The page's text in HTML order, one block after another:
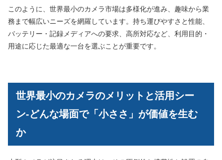
このように、世界最小のカメラ市場は多様化が進み、趣味から業
務まで幅広いニーズを網羅しています。持ち運びやすさと性能、
バッテリー・記録メディアへの要求、高所対応など、利用目的・
用途に応じた最適な一台を選ぶことが重要です。
世界最小のカメラのメリットと活用シー
ン-どんな場面で「小ささ」が価値を生む
か